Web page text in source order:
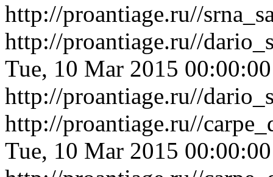
http://proantiage.ru//
http://proantiage.ru//
Tue, 10 Mar 2015
http://proantiage.ru//
http://proantiage.ru//
Tue, 10 Mar 2015